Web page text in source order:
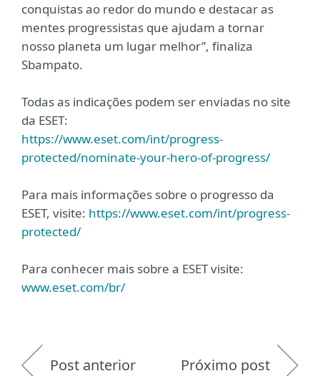
conquistas ao redor do mundo e destacar as
mentes progressistas que ajudam a tornar
nosso planeta um lugar melhor”, finaliza
Sbampato.
Todas as indicações podem ser enviadas no site
da ESET:
https://www.eset.com/int/progress-
protected/nominate-your-hero-of-progress/
Para mais informações sobre o progresso da
ESET, visite: https://www.eset.com/int/progress-
protected/
Para conhecer mais sobre a ESET visite:
www.eset.com/br/
Post anterior Próximo post